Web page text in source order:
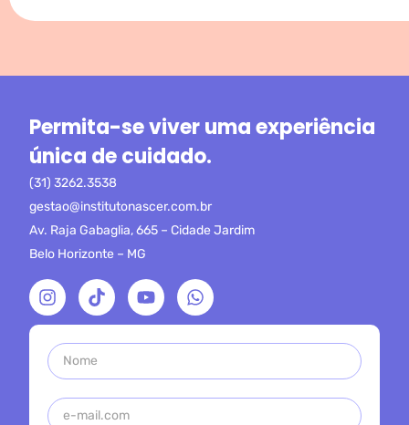
Permita-se viver uma experiência
única de cuidado.
(31) 3262.3538
gestao@institutonascer.com.br
Av. Raja Gabaglia, 665 – Cidade Jardim
Belo Horizonte – MG